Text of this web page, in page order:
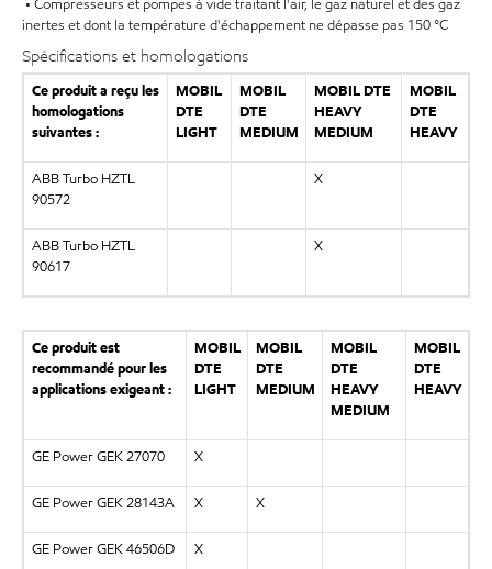
• Compresseurs et pompes à vide traitant l'air, le gaz naturel et des gaz
inertes et dont la température d'échappement ne dépasse pas 150 °C
Spécifications et homologations
Ce produit a reçu les
homologations
suivantes :
MOBIL
DTE
LIGHT
MOBIL
DTE
MEDIUM
MOBIL DTE
HEAVY
MEDIUM
MOBIL
DTE
HEAVY
ABB Turbo HZTL
90572
X
ABB Turbo HZTL
90617
X
Ce produit est
recommandé pour les
applications exigeant :
MOBIL
DTE
LIGHT
MOBIL
DTE
MEDIUM
MOBIL
DTE
HEAVY
MEDIUM
MOBIL
DTE
HEAVY
GE Power GEK 27070 X
GE Power GEK 28143A X X
GE Power GEK 46506D X